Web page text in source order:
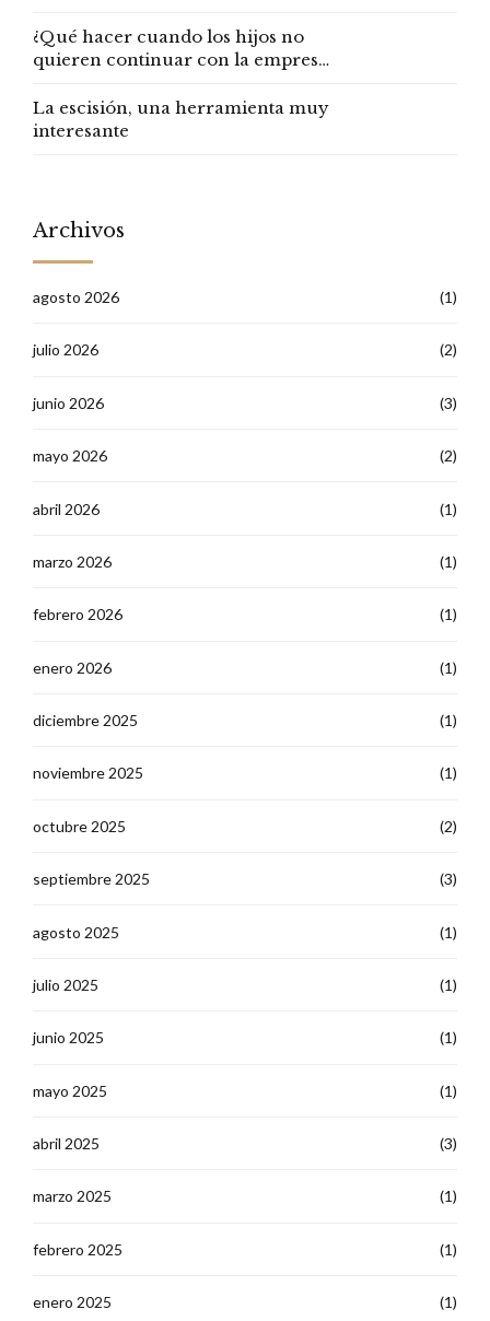
¿Qué hacer cuando los hijos no
quieren continuar con la empresa
La escisión, una herramienta muy
interesante
Archivos
agosto 2026 (1)
julio 2026 (2)
junio 2026 (3)
mayo 2026 (2)
abril 2026 (1)
marzo 2026 (1)
febrero 2026 (1)
enero 2026 (1)
diciembre 2025 (1)
noviembre 2025 (1)
octubre 2025 (2)
septiembre 2025 (3)
agosto 2025 (1)
julio 2025 (1)
junio 2025 (1)
mayo 2025 (1)
abril 2025 (3)
marzo 2025 (1)
febrero 2025 (1)
enero 2025 (1)